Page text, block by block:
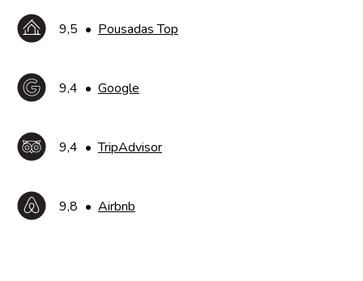
9,5 • Pousadas Top
9,4 • Google
9,4 •TripAdvisor
9,8 • Airbnb